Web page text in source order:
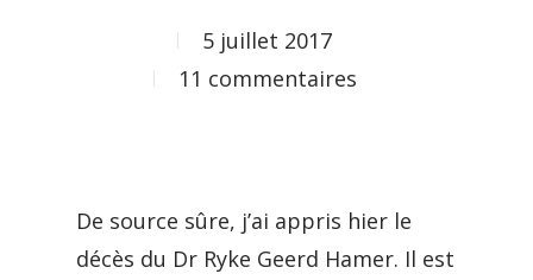
5 juillet 2017
11 commentaires
De source sûre, j’ai appris hier le
décès du Dr Ryke Geerd Hamer. Il est